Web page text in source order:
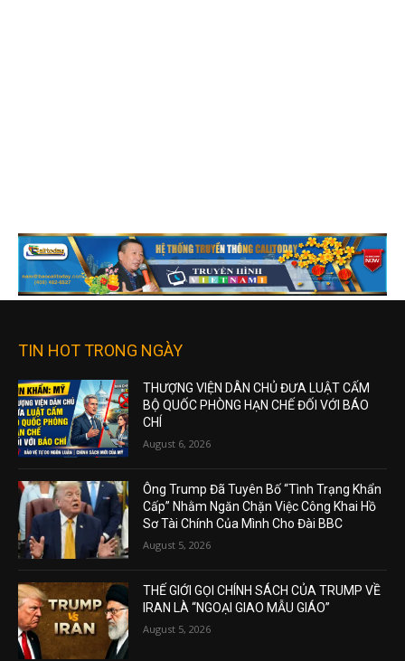
TIN HOT TRONG NGÀY
THƯỢNG VIỆN DÂN CHỦ ĐƯA LUẬT CẤM
BỘ QUỐC PHÒNG HẠN CHẾ ĐỐI VỚI BÁO
CHÍ
August 6, 2026
Ông Trump Đã Tuyên Bố “Tình Trạng Khẩn
Cấp” Nhằm Ngăn Chặn Việc Công Khai Hồ
Sơ Tài Chính Của Mình Cho Đài BBC
August 5, 2026
THẾ GIỚI GỌI CHÍNH SÁCH CỦA TRUMP VỀ
IRAN LÀ “NGOẠI GIAO MẪU GIÁO”
August 5, 2026